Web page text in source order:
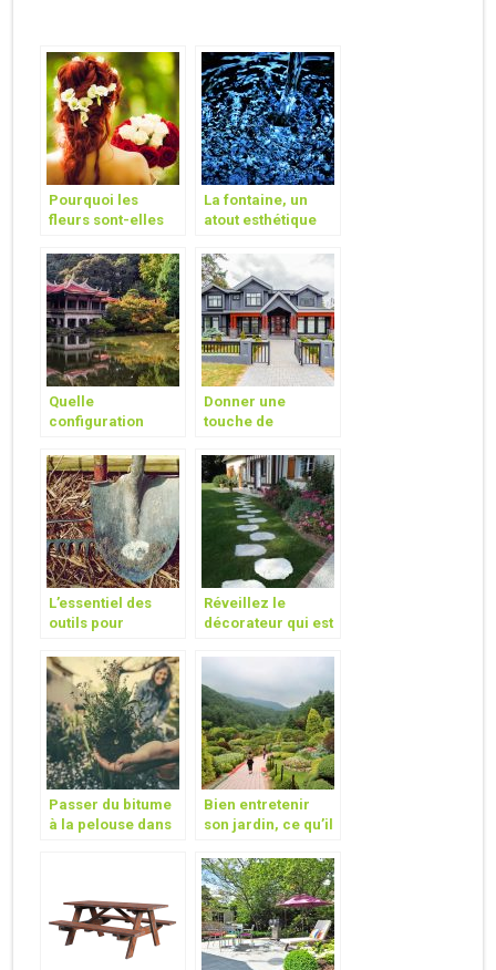
Pourquoi les
fleurs sont-elles
une cérémonie de
mariage?
La fontaine, un
atout esthétique
Quelle
configuration
futur jardin?
Donner une
touche de
extérieur
L’essentiel des
outils pour
jardiner
Réveillez le
décorateur qui est
jardin en toute
beauté !
Passer du bitume
à la pelouse dans
Bien entretenir
son jardin, ce qu’il